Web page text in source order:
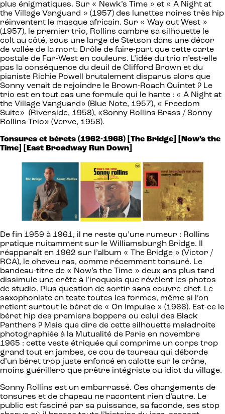
plus énigmatiques. Sur « Newk’s Time » et « A Night at
the Village Vanguard » (1957) des lunettes noires très hip
réinventent le masque africain. Sur « Way out West »
(1957), le premier trio, Rollins cambre sa silhouette le
colt au côté, sous une large de Stetson dans une décor
de vallée de la mort. Drôle de faire-part que cette carte
postale de Far-West en couleurs. L’idée du trio n’est-elle
pas la conséquence du deuil de Clifford Brown et du
pianiste Richie Powell brutalement disparus alors que
Sonny venait de rejoindre le Brown-Roach Quintet ? Le
trio est en tout cas une formule qui le hante : « A Night at
the Village Vanguard» (Blue Note, 1957), « Freedom
Suite» (Riverside, 1958), «Sonny Rollins Brass / Sonny
Rollins Trio» (Verve, 1958).
Tonsures et bérets (1962-1968) [The Bridge] [Now’s the
Time] [East Broadway Run Down]
De fin 1959 à 1961, il ne reste qu’une rumeur : Rollins
pratique nuitamment sur le Williamsburgh Bridge. Il
réapparaît en 1962 sur l’album « The Bridge » (Victor /
RCA), le cheveu ras, comme récemment tonsuré. Le
bandeau-titre de « Now’s the Time » deux ans plus tard
dissimule une crête à l’iroquois que révèlent les photos
de studio. Plus question de sortir sans couvre-chef. Le
saxophoniste en teste toutes les formes, même si l’on
retient surtout le béret de « On Impulse » (1966). Est-ce le
béret hip des premiers boppers ou celui des Black
Panthers ? Mais que dire de cette silhouette maladroite
photographiée à la Mutualité de Paris en novembre
1965 : cette veste étriquée qui comprime un corps trop
grand tout en jambes, ce cou de taureau qui déborde
d’un béret trop juste enfoncé en calotte sur le crâne,
moins guérillero que prêtre intégriste ou idiot du village.
Sonny Rollins est un embarrassé. Ces changements de
tonsures et de chapeau ne racontent rien d’autre. Le
public est fasciné par sa puissance, sa faconde, ses stop